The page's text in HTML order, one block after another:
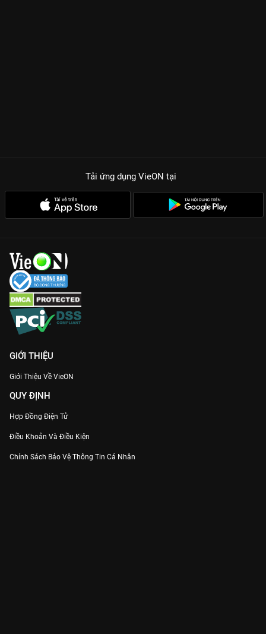
Tải ứng dụng VieON tại
GIỚI THIỆU
Giới Thiệu Về VieON
QUY ĐỊNH
Hợp Đồng Điện Tử
Điều Khoản Và Điều Kiện
Chính Sách Bảo Vệ Thông Tin Cá Nhân